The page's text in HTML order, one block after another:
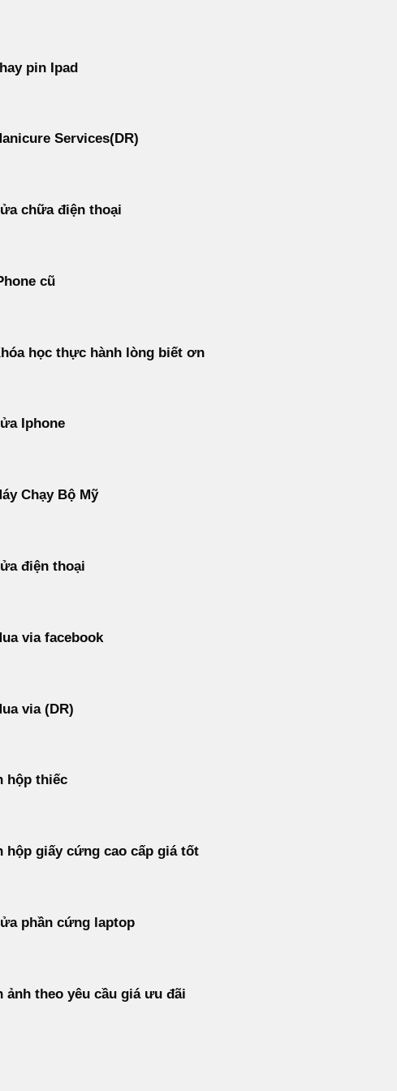
pin Ipad
Services(DR)
chữa điện thoại
cũ
học thực hành lòng biết ơn
Iphone
Chạy Bộ Mỹ
điện thoại
via facebook
via (DR)
hộp thiếc
hộp giấy cứng cao cấp giá tốt
phần cứng laptop
ảnh theo yêu cầu giá ưu đãi